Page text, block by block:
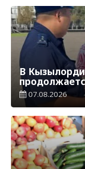
В
«Таза
07.08.2026